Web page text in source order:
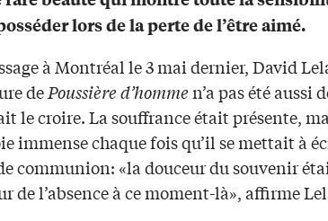
lors de la perte de l’être aimé.
à Montréal le 3 mai dernier, David
dePoussière d’hommen’a pas été aussi
le croire. La souffrance était présente,
immense chaque fois qu’il se mettait à
communion: «la douceur du souvenir
de l’absence à ce moment-là», affirme